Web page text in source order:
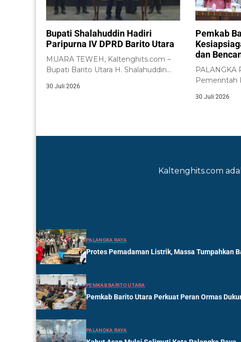
Bupati Shalahuddin Hadiri
Paripurna IV DPRD Barito Utara
MUARA TEWEH, Kaltenghits.com –
Bupati Barito Utara H. Shalahuddin
30 Juli 2026
Pemkab
dan
PALANGKA
Pemerintah
30 Juli 2026
Kaltenghits.com
PALANGKA RAYA
Protes Pemadaman Listrik, Massa Tumpahkan
PEMKAB BARITO UTARA
Pemkab Barito Utara Perkuat Peran Ormas
PALANGKA RAYA